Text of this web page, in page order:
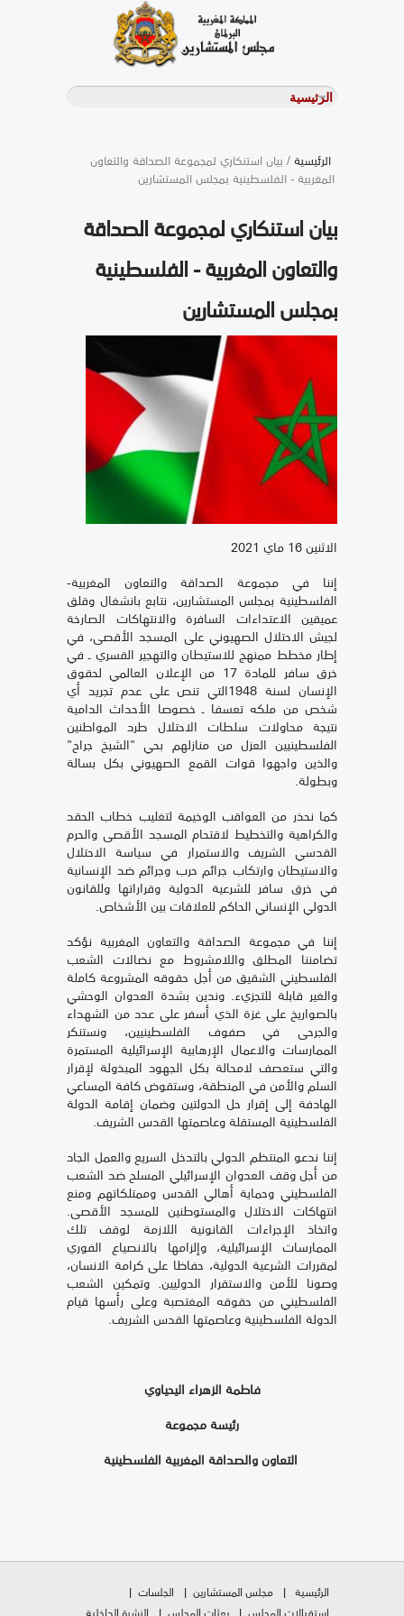
الرئيسية/ بيان استنكاري لمجموعة الصداقة والتعاون
المغربية - الفلسطينية بمجلس المستشارين
بيان استنكاري لمجموعة الصداقة
والتعاون المغربية - الفلسطينية
بمجلس المستشارين
الاثنين 16 ماي 2021
إننا في مجموعة الصداقة والتعاون المغربية-
الفلسطينية بمجلس المستشارين، نتابع بانشغال وقلق
عميقين الاعتداءات السافرة والانتهاكات الصارخة
لجيش الاحتلال الصهيوني على المسجد الأقصى، في
إطار مخطط ممنهج للاستيطان والتهجير القسري ـ في
خرق سافر للمادة 17 من الإعلان العالمي لحقوق
الإنسان لسنة 1948التي تنص على عدم تجريد أي
شخص من ملكه تعسفا ـ خصوصا الأحداث الدامية
نتيجة محاولات سلطات الاحتلال طرد المواطنين
الفلسطينيين العزل من منازلهم بحي "الشيخ جراح"
والذين واجهوا قوات القمع الصهيوني بكل بسالة
وبطولة.
كما نحذر من العواقب الوخيمة لتغليب خطاب الحقد
والكراهية والتخطيط لاقتحام المسجد الأقصى والحرم
القدسي الشريف والاستمرار في سياسة الاحتلال
والاستيطان وارتكاب جرائم حرب وجرائم ضد الإنسانية
في خرق سافر للشرعية الدولية وقراراتها وللقانون
الدولي الإنساني الحاكم للعلاقات بين الأشخاص.
إننا في مجموعة الصداقة والتعاون المغربية نؤكد
تضامننا المطلق واللامشروط مع نضالات الشعب
الفلسطيني الشقيق من أجل حقوقه المشروعة كاملة
والغير قابلة للتجزيء. وندين بشدة العدوان الوحشي
بالصواريخ على غزة الذي أسفر على عدد من الشهداء
والجرحى في صفوف الفلسطينيين، ونستنكر
الممارسات والاعمال الإرهابية الإسرائيلية المستمرة
والتي ستعصف لامحالة بكل الجهود المبذولة لإقرار
السلم والأمن في المنطقة، وستقوض كافة المساعي
الهادفة إلى إقرار حل الدولتين وضمان إقامة الدولة
الفلسطينية المستقلة وعاصمتها القدس الشريف.
إننا ندعو المنتظم الدولي بالتدخل السريع والعمل الجاد
من أجل وقف العدوان الإسرائيلي المسلح ضد الشعب
الفلسطيني وحماية أهالي القدس وممتلكاتهم ومنع
انتهاكات الاحتلال والمستوطنين للمسجد الأقصى.
واتخاذ الإجراءات القانونية اللازمة لوقف تلك
الممارسات الإسرائيلية، وإلزامها بالانصياع الفوري
لمقررات الشرعية الدولية، حفاظا على كرامة الانسان،
وصونا للأمن والاستقرار الدوليين. وتمكين الشعب
الفلسطيني من حقوقه المغتصبة وعلى رأسها قيام
الدولة الفلسطينية وعاصمتها القدس الشريف.
فاطمة الزهراء اليحياوي
رئيسة مجموعة
التعاون والصداقة المغربية الفلسطينية
الرئيسية مجلس المستشارين
الجلسات
استقبالات المجلس
بعثات المجلس النشرة الداخلية